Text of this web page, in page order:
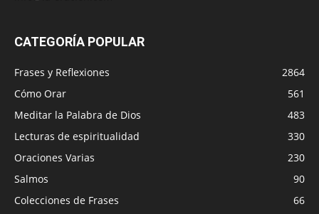
CATEGORÍA POPULAR
Frases y Reflexiones
2864
Cómo Orar
561
Meditar la Palabra de Dios
483
Lecturas de espiritualidad
330
Oraciones Varias
230
Salmos
90
Colecciones de Frases
66